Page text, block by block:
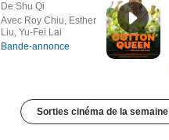
De Shu Qi
Avec Roy Chiu, Esther
Liu, Yu-Fei Lai
Bande-annonce
Sorties cinéma de la semaine